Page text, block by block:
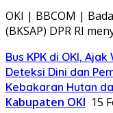
OKI | BBCOM |
(BKSAP) DPR RI
Bus KPK di OKI,
Deteksi Dini dan
Kebakaran Hutan
Kabupaten OKI 15